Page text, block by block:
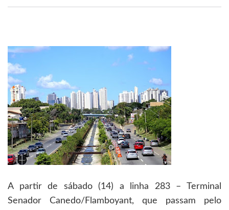
A partir de sábado (14) a linha 283 – Terminal
Senador Canedo/Flamboyant, que passam pelo